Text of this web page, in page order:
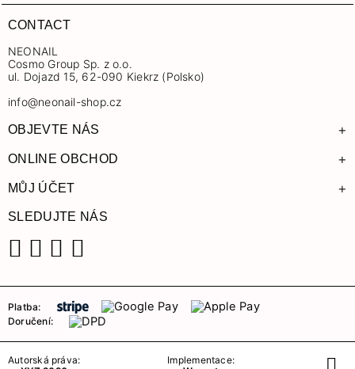
CONTACT
NEONAIL
Cosmo Group Sp. z o.o.
ul. Dojazd 15, 62-090 Kiekrz (Polsko)
info@neonail-shop.cz
OBJEVTE NÁS +
ONLINE OBCHOD +
MŮJ ÚČET +
SLEDUJTE NÁS
Platba:
Doručení:
Autorská práva:
Implementace: